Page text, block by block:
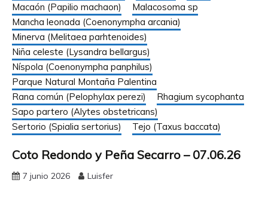
Macaón (Papilio machaon)
Malacosoma sp
Mancha leonada (Coenonympha arcania)
Minerva (Melitaea parhtenoides)
Niña celeste (Lysandra bellargus)
Níspola (Coenonympha panphilus)
Parque Natural Montaña Palentina
Rana común (Pelophylax perezi)
Rhagium sycophanta
Sapo partero (Alytes obstetricans)
Sertorio (Spialia sertorius)
Tejo (Taxus baccata)
Coto Redondo y Peña Secarro – 07.06.26
7 junio 2026 Luisfer